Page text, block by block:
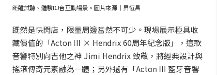
距離試聽、體驗DJ台互動場景。圖片來源｜昇恆昌
既然是快閃店，限量周邊當然不可少。現場展示極具收
藏價值的「Acton III × Hendrix 60周年紀念版」，這款
音響特別向吉他之神 Jimi Hendrix 致敬，將經典設計與
搖滾傳奇元素融為一體；另外還有「Acton III 藍牙音響